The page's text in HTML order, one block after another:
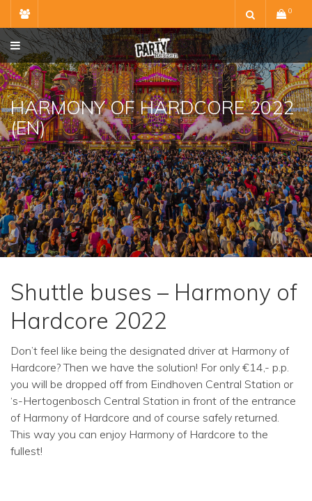
to
content
0
HARMONY OF HARDCORE 2022
(EN)
Shuttle buses – Harmony of
Hardcore 2022
Don’t feel like being the designated driver at Harmony of
Hardcore? Then we have the solution! For only €14,- p.p.
you will be dropped off from Eindhoven Central Station or
‘s-Hertogenbosch Central Station in front of the entrance
of Harmony of Hardcore and of course safely returned.
This way you can enjoy Harmony of Hardcore to the
fullest!